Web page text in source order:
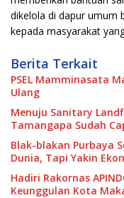
dikelola di dapur umum
kepada masyarakat
Berita Terkait
PSEL Mamminasata
Ulang
Menuju Sanitary
Tamangapa Sudah
Blak-blakan Purbaya
Dunia, Tapi Yakin
Hadiri Rakornas
Keunggulan Kota